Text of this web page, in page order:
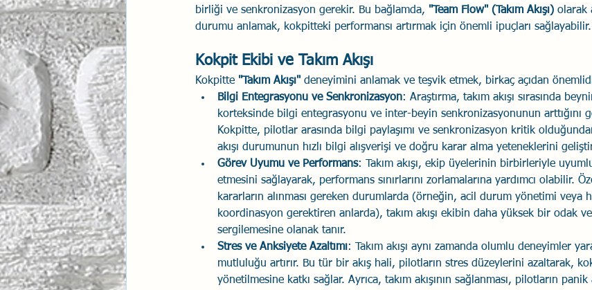
birliği ve senkronizasyon gerekir. Bu bağlamda, "Team Flow" (Takım Akışı) olarak
durumu anlamak, kokpitteki performansı artırmak için önemli ipuçları sağlayabilir.
Kokpit Ekibi ve Takım Akışı
Kokpitte "Takım Akışı" deneyimini anlamak ve teşvik etmek, birkaç açıdan
Bilgi Entegrasyonu ve Senkronizasyon: Araştırma, takım akışı sırasında
korteksinde bilgi entegrasyonu ve inter-beyin senkronizasyonunun arttığını
Kokpitte, pilotlar arasında bilgi paylaşımı ve senkronizasyon kritik
akışı durumunun hızlı bilgi alışverişi ve doğru karar alma yeteneklerini
Görev Uyumu ve Performans: Takım akışı, ekip üyelerinin birbirleriyle
etmesini sağlayarak, performans sınırlarını zorlamalarına yardımcı olabilir.
kararların alınması gereken durumlarda (örneğin, acil durum yönetimi veya
koordinasyon gerektiren anlarda), takım akışı ekibin daha yüksek bir odak
sergilemesine olanak tanır.
Stres ve Anksiyete Azaltımı: Takım akışı aynı zamanda olumlu deneyimler
mutluluğu artırır. Bu tür bir akış hali, pilotların stres düzeylerini azaltarak,
yönetilmesine katkı sağlar. Ayrıca, takım akışının sağlanması, pilotların